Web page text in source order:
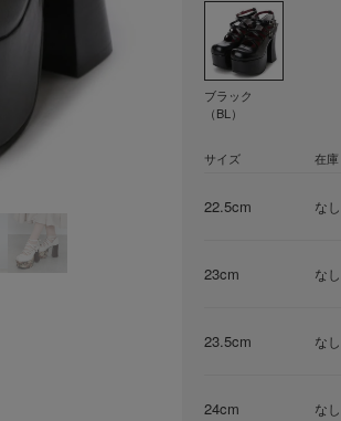
ブラック
（BL）
サイズ 在庫
22.5cm なし
23cm なし
23.5cm なし
24cm なし